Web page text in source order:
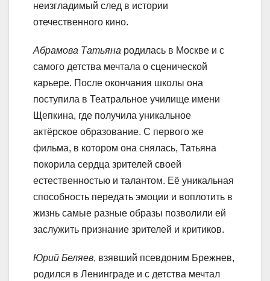
неизгладимый след в истории
отечественного кино.
Абрамова Татьяна родилась в Москве и с
самого детства мечтала о сценической
карьере. После окончания школы она
поступила в Театральное училище имени
Щепкина, где получила уникальное
актёрское образование. С первого же
фильма, в котором она снялась, Татьяна
покорила сердца зрителей своей
естественностью и талантом. Её уникальная
способность передать эмоции и воплотить в
жизнь самые разные образы позволили ей
заслужить признание зрителей и критиков.
Юрий Беляев, взявший псевдоним Брежнев,
родился в Ленинграде и с детства мечтал